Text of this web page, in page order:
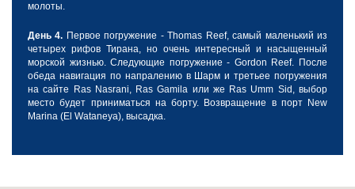
молоты.
День 4. Первое погружение - Thomas Reef, самый маленький из
четырех рифов Тирана, но очень интересный и насыщенный
морской жизнью. Следующие погружение - Gordon Reef. После
обеда навигация по напралению в Шарм и третьее погружения
на сайте Ras Nasrani, Ras Gamila или же Ras Umm Sid, выбор
место будет приниматься на борту. Возвращение в порт New
Marina (El Wataneya), высадка.